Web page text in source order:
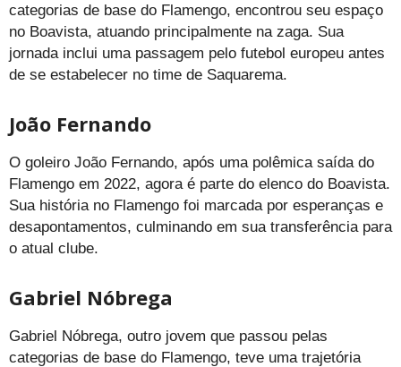
categorias de base do Flamengo, encontrou seu espaço
no Boavista, atuando principalmente na zaga. Sua
jornada inclui uma passagem pelo futebol europeu antes
de se estabelecer no time de Saquarema.
João Fernando
O goleiro João Fernando, após uma polêmica saída do
Flamengo em 2022, agora é parte do elenco do Boavista.
Sua história no Flamengo foi marcada por esperanças e
desapontamentos, culminando em sua transferência para
o atual clube.
Gabriel Nóbrega
Gabriel Nóbrega, outro jovem que passou pelas
categorias de base do Flamengo, teve uma trajetória